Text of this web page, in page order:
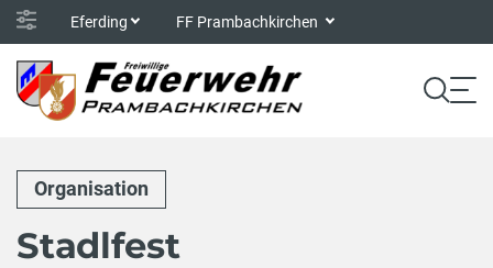
Eferding FF Prambachkirchen
Organisation
Stadlfest